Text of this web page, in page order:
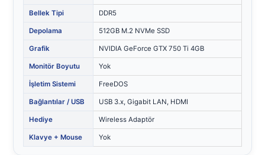
Bellek Tipi DDR5
Depolama 512GB M.2 NVMe SSD
Grafik NVIDIA GeForce GTX 750 Ti 4GB
Monitör Boyutu Yok
İşletim Sistemi FreeDOS
Bağlantılar / USB USB 3.x, Gigabit LAN, HDMI
Hediye Wireless Adaptör
Klavye + Mouse Yok